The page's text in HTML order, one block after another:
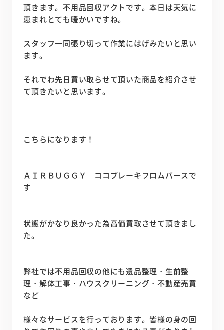
頂きます。不用品回収アクトです。本日は天気に
恵まれとても暖かいですね。
スタッフ一同張り切って作業にはげみたいと思い
ます。
それでわ先日買い取らせて頂いた商品を紹介させ
て頂きたいと思います。
こちらになります！
ＡＩＲＢＵＧＧＹ ココブレーキフロムバースで
す
状態がかなり良かった為高価買取させて頂きまし
た。
弊社では不用品回収の他にも遺品整理・生前整
理・解体工事・ハウスクリーニング・不動産売買
など
様々なサービスを行っております。皆様の身の回